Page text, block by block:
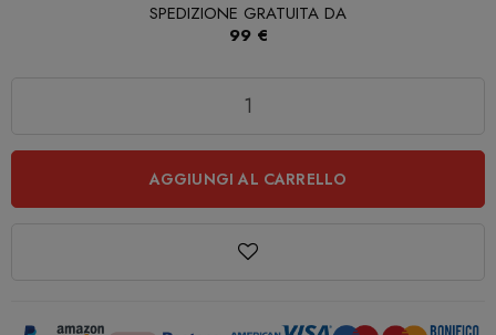
SPEDIZIONE GRATUITA DA
99 €
AGGIUNGI AL CARRELLO